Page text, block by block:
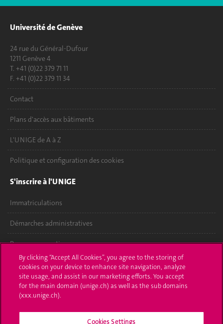
Université de Genève
24 rue du Général-Dufour
1211 Genève 4
T. +41 (0)22 379 71 11
F. +41 (0)22 379 11 34
Contact
Plans d'accès aux bâtiments
L'UNIGE de A à Z
Politique et configuration des cookies
S'inscrire à l'UNIGE
Immatriculations
Démarches administratives
Poser une question
L'UNIGE vous informe
UNIGE Mobile
By clicking “Accept All Cookies”, you agree to the storing of
cookies on your device to enhance site navigation, analyze
site usage, and assist in our marketing efforts. You accept
for the main domain (unige.ch) as well as the sub domains
(xxx.unige.ch).
Cookies Settings